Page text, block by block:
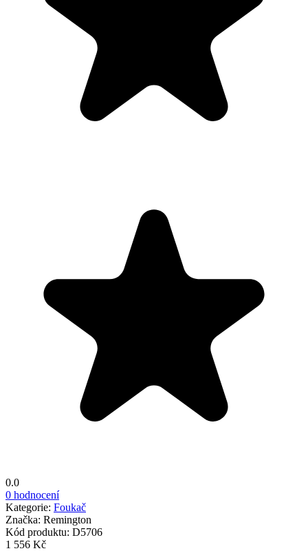
0.0
0 hodnocení
Kategorie: Foukač
Značka: Remington
Kód produktu: D5706
1 556 Kč